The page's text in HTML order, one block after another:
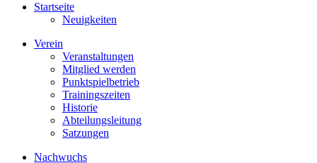
Startseite
Neuigkeiten
Verein
Veranstaltungen
Mitglied werden
Punktspielbetrieb
Trainingszeiten
Historie
Abteilungsleitung
Satzungen
Nachwuchs